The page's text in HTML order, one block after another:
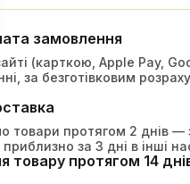
замовлення
(карткою, Apple Pay,
за безготівковим
товари протягом 2 днів —
за 3 дні в інші
товару протягом 14